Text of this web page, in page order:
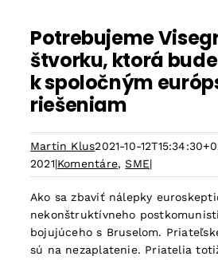
Potrebujeme
štvorku, ktorá
k spoločným
riešeniam
Martin Klus2021-10-
2021|Komentáre,SME|
Ako sa zbaviť nálepky
nekonštruktívneho
bojujúceho s Bruselom.
sú na nezaplatenie. Priatelia